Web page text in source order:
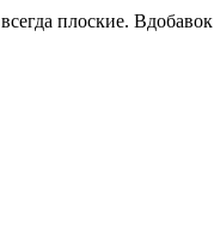
плоские. Вдобавок